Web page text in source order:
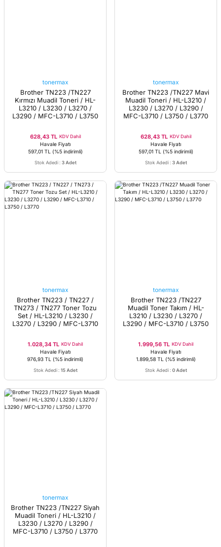
tonermax
Brother TN223 /TN227
Kırmızı Muadil Toneri / HL-
L3210 / L3230 / L3270 /
L3290 / MFC-L3710 / L3750
628,43 TL KDV Dahil
Havale Fiyatı
597,01 TL
(%5 indirimli)
Stok Adedi : 3 Adet
tonermax
Brother TN223 /TN227 Mavi
Muadil Toneri / HL-L3210 /
L3230 / L3270 / L3290 /
MFC-L3710 / L3750 / L3770
628,43 TL KDV Dahil
Havale Fiyatı
597,01 TL
(%5 indirimli)
Stok Adedi : 3 Adet
tonermax
Brother TN223 / TN227 /
TN273 / TN277 Toner Tozu
Set / HL-L3210 / L3230 /
L3270 / L3290 / MFC-L3710
1.028,34 TL KDV Dahil
Havale Fiyatı
976,93 TL (%5 indirimli)
Stok Adedi : 15 Adet
tonermax
Brother TN223 /TN227
Muadil Toner Takım / HL-
L3210 / L3230 / L3270 /
L3290 / MFC-L3710 / L3750
1.999,56 TL KDV Dahil
Havale Fiyatı
1.899,58 TL
(%5 indirimli)
Stok Adedi : 0 Adet
tonermax
Brother TN223 /TN227 Siyah
Muadil Toneri / HL-L3210 /
L3230 / L3270 / L3290 /
MFC-L3710 / L3750 / L3770